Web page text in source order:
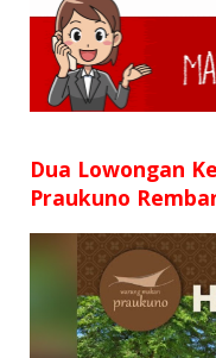
SMP
D3
Dua Lowongan
Praukuno